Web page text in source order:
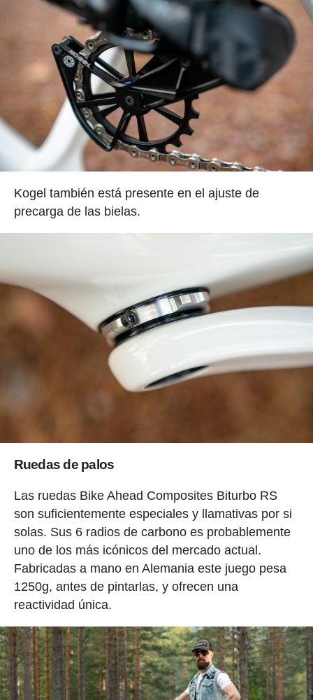
Kogel también está presente en el ajuste de
precarga de las bielas.
Ruedas de palos
Las ruedas Bike Ahead Composites Biturbo RS
son suficientemente especiales y llamativas por si
solas. Sus 6 radios de carbono es probablemente
uno de los más icónicos del mercado actual.
Fabricadas a mano en Alemania este juego pesa
1250g, antes de pintarlas, y ofrecen una
reactividad única.